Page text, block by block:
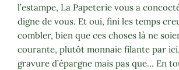
l’estampe, La Papeterie vous a
digne de vous. Et oui, fini les temps
combler, bien que ces choses là ne
courante, plutôt monnaie filante par ici,
gravure d’épargne mais pas que… En